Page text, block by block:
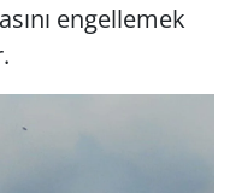
engellemek